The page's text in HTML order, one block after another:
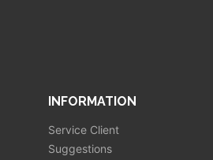
INFORMATION
Service Client
Suggestions